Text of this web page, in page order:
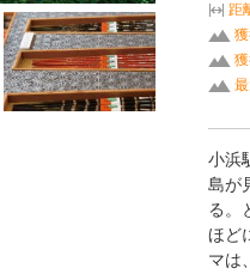
距
小浜
島が
る。
ほど
マは